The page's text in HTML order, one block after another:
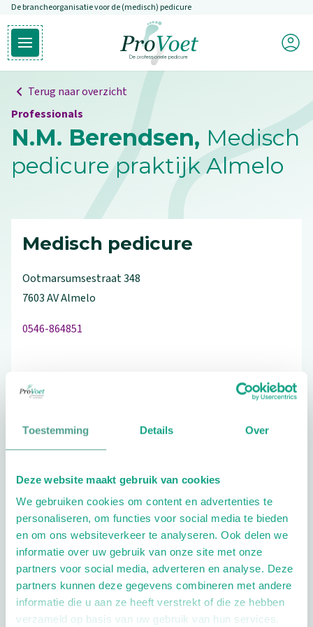
Toestemming Details Over
Deze website maakt gebruik van cookies
We gebruiken cookies om content en advertenties te
personaliseren, om functies voor social media te bieden
en om ons websiteverkeer te analyseren. Ook delen we
informatie over uw gebruik van onze site met onze
partners voor social media, adverteren en analyse. Deze
partners kunnen deze gegevens combineren met andere
informatie die u aan ze heeft verstrekt of die ze hebben
verzameld op basis van uw gebruik van hun services.
Overslaan en naar de inhoud gaan
De brancheorganisatie voor de (medisch) pedicure
Open hoofdmenu
Ga naar de homepagina
Mijn
Terug naar overzicht
Professionals
N.M. Berendsen, Medisch
pedicure praktijk Almelo
Medisch pedicure
Ootmarsumsestraat348
7603 AVAlmelo
0546-864851
Schrijf ook een review
Extra opties